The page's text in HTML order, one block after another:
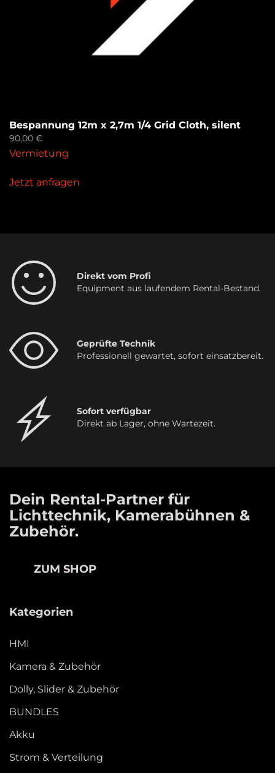
Bespannung 12m x 2,7m 1/4 Grid Cloth, silent
90,00 €
Vermietung
Jetzt anfragen
Direkt vom Profi
Equipment aus laufendem Rental-Bestand.
Geprüfte Technik
Professionell gewartet, sofort einsatzbereit.
Sofort verfügbar
Direkt ab Lager, ohne Wartezeit.
Dein Rental-Partner für
Lichttechnik, Kamerabühnen &
Zubehör.
ZUM SHOP
Kategorien
HMI
Kamera & Zubehör
Dolly, Slider & Zubehör
BUNDLES
Akku
Strom & Verteilung